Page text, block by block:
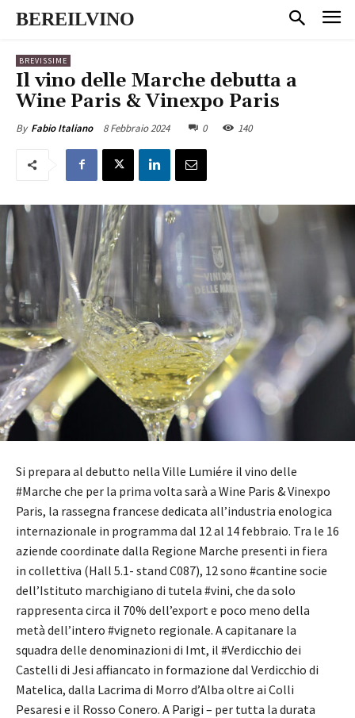
BEREILVINO
BREVISSIME
Il vino delle Marche debutta a
Wine Paris & Vinexpo Paris
By Fabio Italiano 8 Febbraio 2024 0 140
Si prepara al debutto nella Ville Lumiére il vino delle
#Marche che per la prima volta sarà a Wine Paris & Vinexpo
Paris, la rassegna francese dedicata all’industria enologica
internazionale in programma dal 12 al 14 febbraio. Tra le 16
aziende coordinate dalla Regione Marche presenti in fiera
in collettiva (Hall 5.1- stand C087), 12 sono #cantine socie
dell’Istituto marchigiano di tutela #vini, che da solo
rappresenta circa il 70% dell’export e poco meno della
metà dell’intero #vigneto regionale. A capitanare la
squadra delle denominazioni di Imt, il #Verdicchio dei
Castelli di Jesi affiancato in formazione dal Verdicchio di
Matelica, dalla Lacrima di Morro d’Alba oltre ai Colli
Pesaresi e il Rosso Conero. A Parigi – per tutta la durata